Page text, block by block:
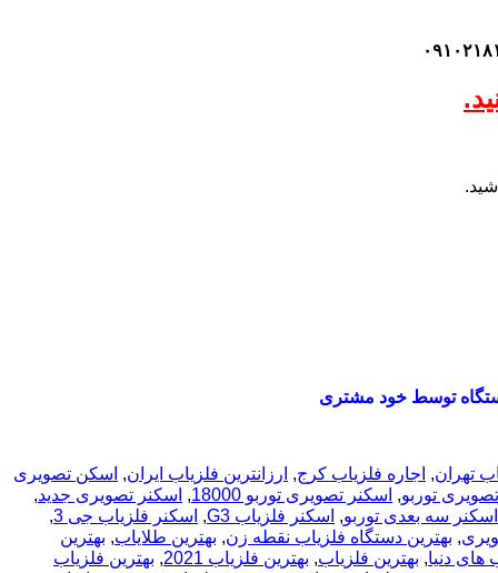
توسط خود مشتری
تهران, اجاره فلزیاب کرج, ارزانترین فلزیاب ایران, اسکن تصویری
توربو, اسکنر تصویری توربو 18000 , اسکنر تصویری جدید,
اسکنر سه بعدی توربو, اسکنر فلزیاب G3 , اسکنر فلزیاب جی 3
,
, بهترین دستگاه فلزیاب نقطه زن, بهترین طلایاب, بهترین
های دنیا, بهترین فلزیاب, بهترین فلزیاب 2021 , بهترین فلزیاب